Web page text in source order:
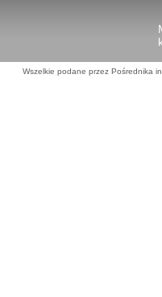
Wszelkie podane przez Pośrednika